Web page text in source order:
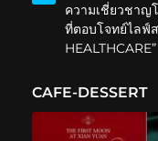
ความเชี่ยวชาญ
ที่ตอบโจทย์ไลฟ์
HEALTHCARE”
CAFE-DESSERT